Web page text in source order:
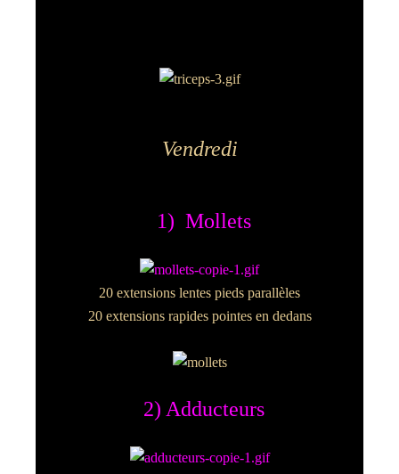
Vendredi
1) Mollets
20 extensions lentes pieds parallèles
20 extensions rapides pointes en dedans
2) Adducteurs